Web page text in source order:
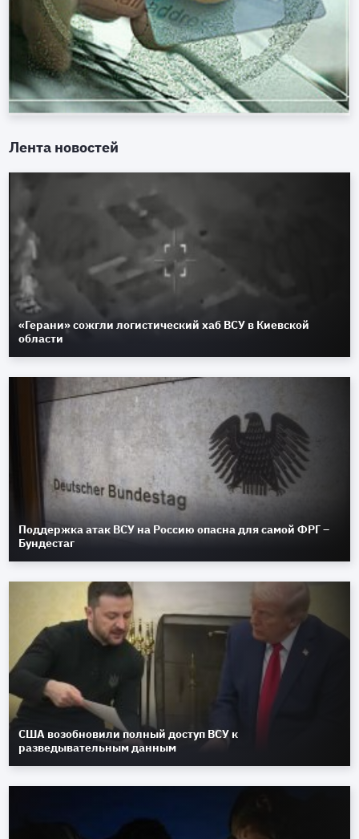
Лента новостей
«Герани» сожгли логистический хаб ВСУ в Киевской
области
Поддержка атак ВСУ на Россию опасна для самой ФРГ –
Бундестаг
США возобновили полный доступ ВСУ к
разведывательным данным